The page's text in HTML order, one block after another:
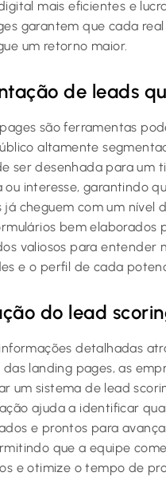
mais eficientes e
garantem que cada
um retorno maior.
de leads
são ferramentas
altamente
ser desenhada para um
ou interesse, garantindo
já cheguem com um nível
bem elaborados
valiosos para entender
e o perfil de cada
do lead
detalhadas
landing pages, as
um sistema de lead
ajuda a identificar
e prontos para
que a equipe
e otimize o tempo de